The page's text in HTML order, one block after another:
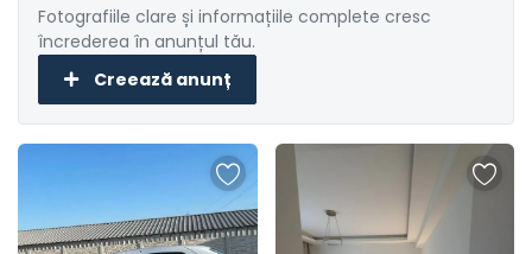
Fotografiile clare și informațiile complete cresc
încrederea în anunțul tău.
Creează anunț